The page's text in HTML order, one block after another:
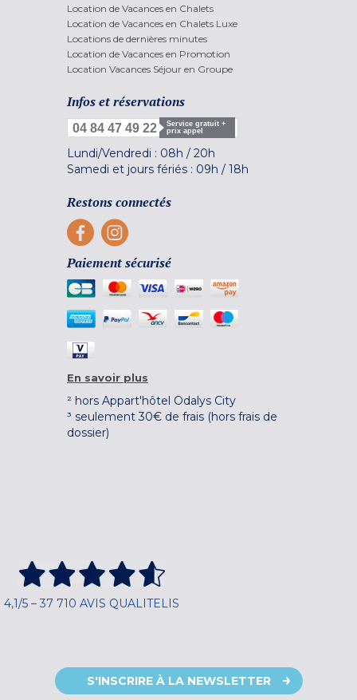
Location de Vacances en Chalets
Location de Vacances en Chalets Luxe
Locations de dernières minutes
Location de Vacances en Promotion
Location Vacances Séjour en Groupe
Infos et réservations
04 84 47 49 22
Service gratuit +
prix appel
Lundi/Vendredi : 08h / 20h
Samedi et jours fériés : 09h / 18h
Restons connectés
Paiement sécurisé
En savoir plus
² hors Appart'hôtel Odalys City
³ seulement 30€ de frais (hors frais de
dossier)
4,1/5 – 37 710 AVIS QUALITELIS
S'INSCRIRE À LA NEWSLETTER